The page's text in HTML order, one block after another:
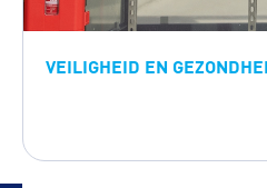
VEILIGHEID EN